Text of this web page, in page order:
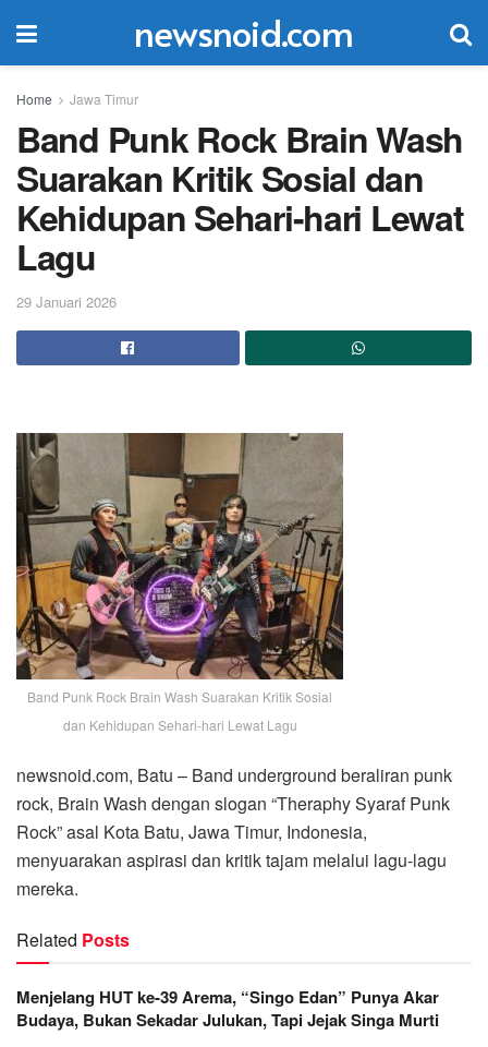
newsnoid.com
Home Jawa Timur
Band Punk Rock Brain Wash
Suarakan Kritik Sosial dan
Kehidupan Sehari-hari Lewat
Lagu
29 Januari 2026
Band Punk Rock Brain Wash Suarakan Kritik Sosial
dan Kehidupan Sehari-hari Lewat Lagu
newsnoid.com, Batu – Band underground beraliran punk
rock, Brain Wash dengan slogan “Theraphy Syaraf Punk
Rock” asal Kota Batu, Jawa Timur, Indonesia,
menyuarakan aspirasi dan kritik tajam melalui lagu-lagu
mereka.
Related Posts
Menjelang HUT ke-39 Arema, “Singo Edan” Punya Akar
Budaya, Bukan Sekadar Julukan, Tapi Jejak Singa Murti